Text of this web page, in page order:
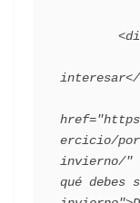
ercicio/
invierno/"
qué debes